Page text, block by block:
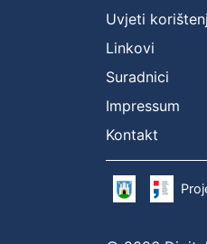
Uvjeti
Linkovi
Suradnici
Impressum
Kontakt